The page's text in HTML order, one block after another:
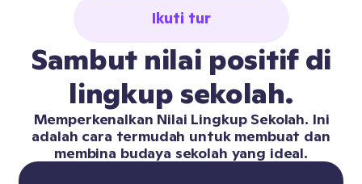
Ikuti tur
Sambut nilai positif di
lingkup sekolah.
Memperkenalkan Nilai Lingkup Sekolah. Ini
adalah cara termudah untuk membuat dan
membina budaya sekolah yang ideal.